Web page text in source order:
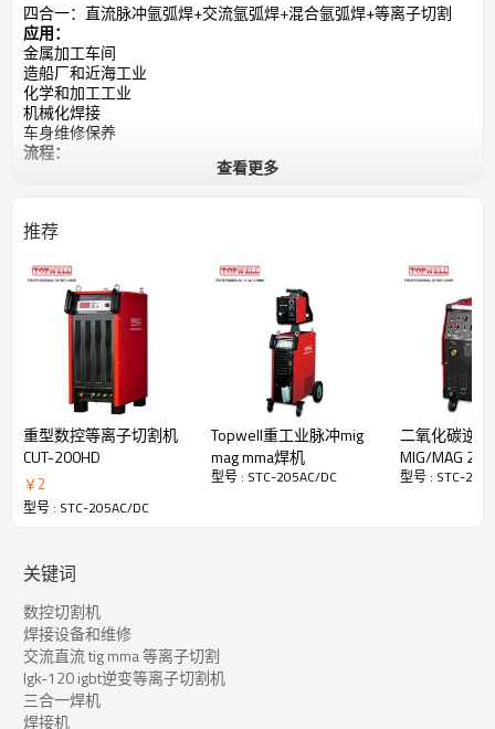
四合一：直流脉冲氩弧焊+交流氩弧焊+混合氩弧焊+等离子切割
应用：
金属加工车间
造船厂和近海工业
化学和加工工业
机械化焊接
车身维修保养
流程：
综合格斗（棒），
输入电源：200-240V，1 相
40℃ (104℉) 时的额定输出：
氩弧焊：200A/18V/60%
PAC：50A/100V/ 60%
重量：26公斤
常规脉冲 TIG
通常为 0.2 至 10 PPS。对焊接熔池提供加热和冷却效果，并可通
过降低平均电流强度来减少变形。这种加热和冷却效果还会在焊道
查看更多
推荐
重型数控等离子切割机
CUT-200HD
￥2
型号 : STC-205AC/DC
Topwell重工业脉冲mig
mag mma焊机
型号 : STC-205AC/DC
二氧化碳逆
MIG/MAG
MT-250i
型号 : STC-
关键词
数控切割机
焊接设备和维修
交流直流 tig mma 等离子切割
lgk-120 igbt逆变等离子切割机
三合一焊机
焊接机